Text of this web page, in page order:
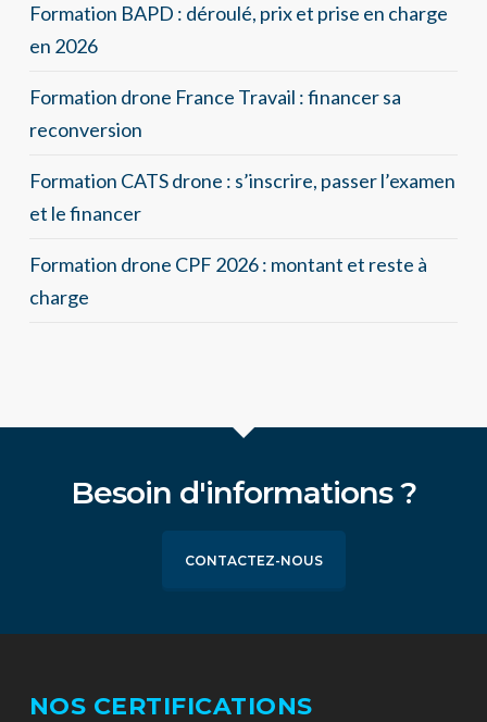
Formation BAPD : déroulé, prix et prise en charge
en 2026
Formation drone France Travail : financer sa
reconversion
Formation CATS drone : s’inscrire, passer l’examen
et le financer
Formation drone CPF 2026 : montant et reste à
charge
Besoin d'informations ?
CONTACTEZ-NOUS
NOS CERTIFICATIONS